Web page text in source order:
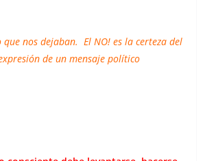
nos dejaban. El NO! es la certeza del
de un mensaje político